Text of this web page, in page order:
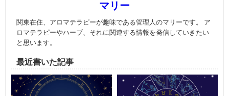
マリー
関東在住、アロマテラピーが趣味である管理人のマリーです。 ア
ロマテラピーやハーブ、それに関連する情報を発信していきたい
と思います。
最近書いた記事